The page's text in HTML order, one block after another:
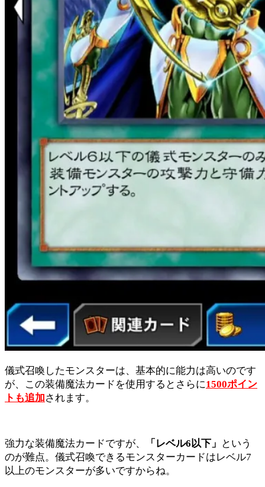
儀式召喚したモンスターは、基本的に能力は高いのです
が、この装備魔法カードを使用するとさらに1500ポイン
トも追加されます。
強力な装備魔法カードですが、 「レベル6以下」
という
のが難点。儀式召喚できるモンスターカードはレベル7
以上のモンスターが多いですからね。